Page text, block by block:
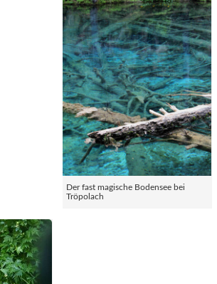
Der fast magische Bodensee bei
Tröpolach